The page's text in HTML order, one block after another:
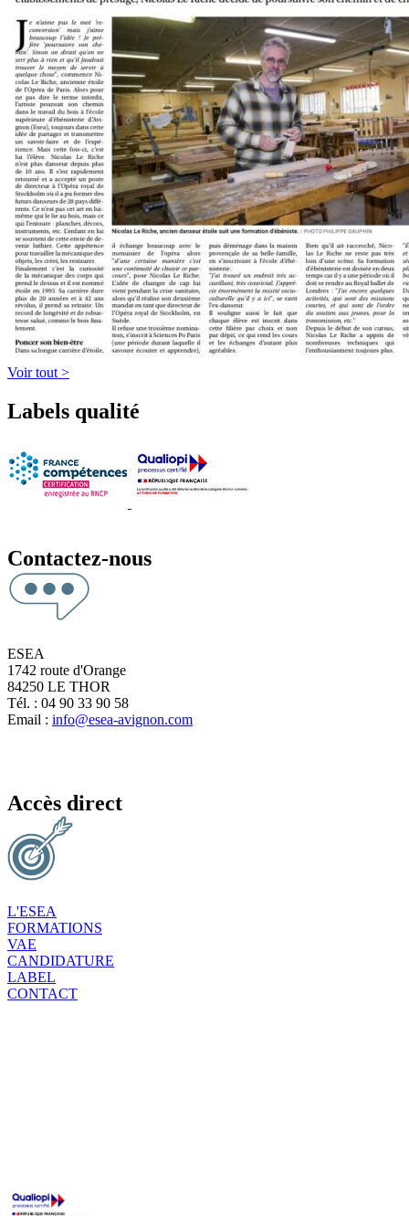
Voir tout >
Labels qualité
Contactez-nous
ESEA
1742 route d'Orange
84250 LE THOR
Tél. : 04 90 33 90 58
Email : info@esea-avignon.com
Accès direct
L'ESEA
FORMATIONS
VAE
CANDIDATURE
LABEL
CONTACT